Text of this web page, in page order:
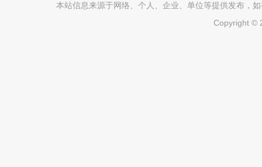
本站信息来源于网络、个人、企业、单位等提供发布，
Copyright ©